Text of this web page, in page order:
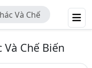
Và Chế
Chế Biến